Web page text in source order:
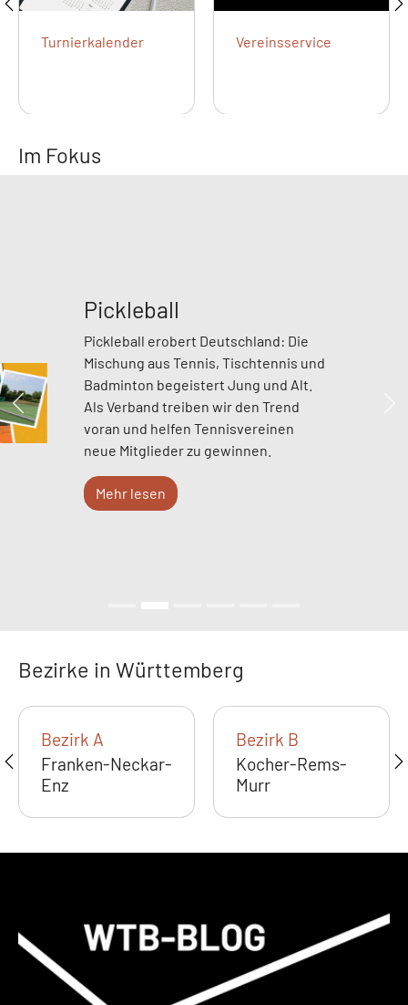
Turnierkalender Vereinsservice
Im Fokus
Pickleball
Pickleball erobert Deutschland: Die
Mischung aus Tennis, Tischtennis und
Badminton begeistert Jung und Alt.
Als Verband treiben wir den Trend
voran und helfen Tennisvereinen
neue Mitglieder zu gewinnen.
Mehr lesen
Zurück
Bezirke in Württemberg
Bezirk A
Franken-Neckar-
Enz
Bezirk B
Kocher-Rems-
Murr